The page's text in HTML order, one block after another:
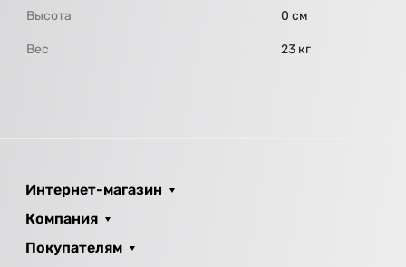
Высота 0 см
Вес 23 кг
Интернет-магазин
Компания
Покупателям